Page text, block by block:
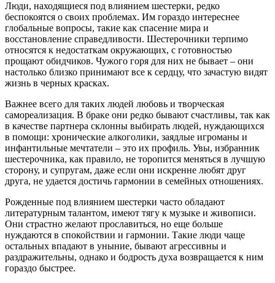
Люди, находящиеся под влиянием шестерки, редко
беспокоятся о своих проблемах. Им гораздо интереснее
глобальные вопросы, такие как спасение мира и
восстановление справедливости. Шестерочники терпимо
относятся к недостаткам окружающих, с готовностью
прощают обидчиков. Чужого горя для них не бывает – они
настолько близко принимают все к сердцу, что зачастую видят
жизнь в черных красках.
Важнее всего для таких людей любовь и творческая
самореализация. В браке они редко бывают счастливы, так как
в качестве партнера склонны выбирать людей, нуждающихся
в помощи: хронические алкоголики, заядлые игроманы и
инфантильные мечтатели – это их профиль. Увы, избранник
шестерочника, как правило, не торопится меняться в лучшую
сторону, и супругам, даже если они искренне любят друг
друга, не удается достичь гармонии в семейных отношениях.
Рожденные под влиянием шестерки часто обладают
литературным талантом, имеют тягу к музыке и живописи.
Они страстно желают прославиться, но еще больше
нуждаются в спокойствии и гармонии. Такие люди чаще
остальных впадают в уныние, бывают агрессивны и
раздражительны, однако и бодрость духа возвращается к ним
гораздо быстрее.